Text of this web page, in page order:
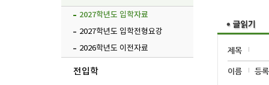
2027학년도 입학자료
2027학년도 입학전형요강
2026학년도 이전자료
전입학
제목
이름 등